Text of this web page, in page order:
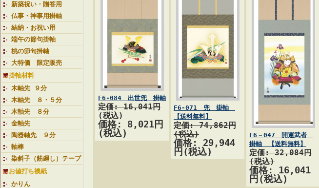
新築祝い・贈答用
仏事・神事用掛軸
結納・お祝い用
端午の節句掛軸
桃の節句掛軸
大特価 限定販売
掛軸材料
木軸先 ９分
木軸先 ８・５分
木軸先 ８分
金軸先
陶器軸先 ９分
軸棒
染斜子（筋廻し）テープ
お値打ち襖紙
かりん
F6-084 出世兜 掛軸
定価: 16,041円
(税込)
価格: 8,021円
(税込)
F6-071 兜 掛軸
【送料無料】
定価: 74,862円
(税込)
価格: 29,944
円(税込)
F6－047 開運武者
掛軸 【送料無料】
定価: 32,084円
(税込)
価格: 16,041
円(税込)